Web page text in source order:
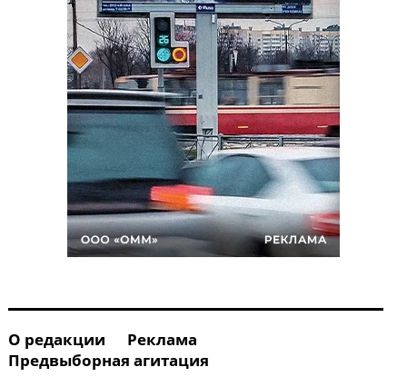
О редакции
Реклама
Предвыборная агитация